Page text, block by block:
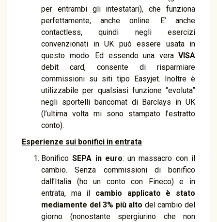
per entrambi gli intestatari), che funziona
perfettamente, anche online. E’ anche
contactless, quindi negli esercizi
convenzionati in UK può essere usata in
questo modo. Ed essendo una vera VISA
debit card, consente di risparmiare
commissioni su siti tipo Easyjet. Inoltre è
utilizzabile per qualsiasi funzione “evoluta”
negli sportelli bancomat di Barclays in UK
(l’ultima volta mi sono stampato l’estratto
conto).
Esperienze sui bonifici in entrata
BonificoSEPA in euro: un massacro con il
cambio. Senza commissioni di bonifico
dall’Italia (ho un conto con Fineco) e in
entrata, ma il cambio applicato è stato
mediamente del 3% più alto del cambio del
giorno (nonostante spergiurino che non